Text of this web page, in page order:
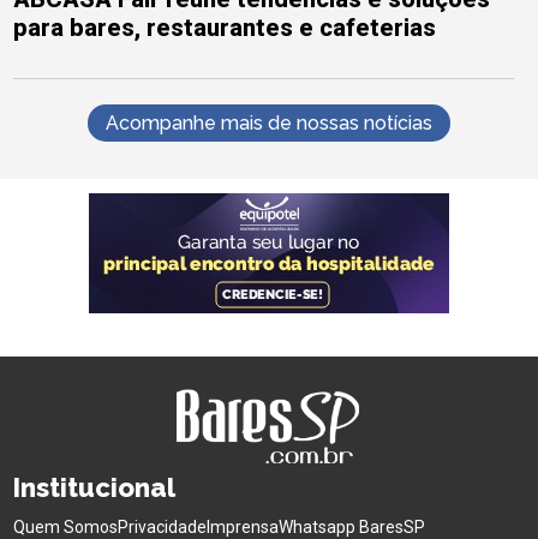
para bares, restaurantes e cafeterias
Acompanhe mais de nossas notícias
Institucional
Quem SomosPrivacidade ImprensaWhatsapp BaresSP